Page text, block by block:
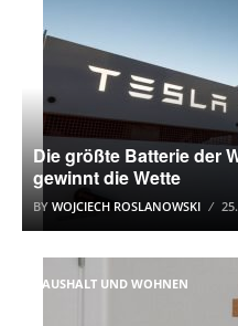
Die größte Batterie der
gewinnt die Wette
BY WOJCIECH ROSLANOWSKI
HAUSHALT UND WOHNEN